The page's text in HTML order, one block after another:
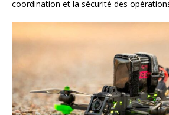
coordination et la sécurité des